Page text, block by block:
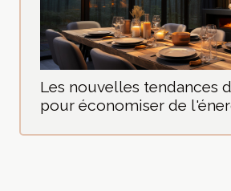
Les nouvelles tendances
pour économiser de